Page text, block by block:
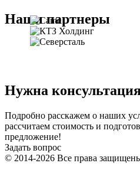
Наши партнеры
Нужна
Подробно расскажем о наших
рассчитаем стоимость и
предложение!
Задать вопрос
© 2014-2026 Все права